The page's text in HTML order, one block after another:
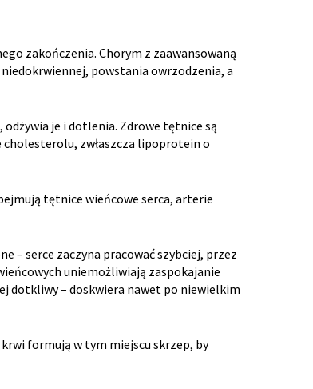
zakończenia. Chorym z zaawansowaną
powstania owrzodzenia, a
je i dotlenia. Zdrowe tętnice są
cholesterolu, zwłaszcza lipoprotein o
tętnice wieńcowe serca, arterie
– serce zaczyna pracować szybciej, przez
uniemożliwiają zaspokajanie
dotkliwy – doskwiera nawet po niewielkim
formują w tym miejscu skrzep, by